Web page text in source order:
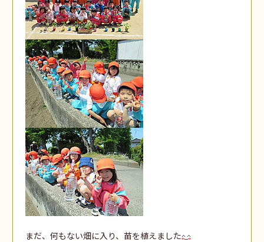
まだ、何もない畑に入り、苗を植えました